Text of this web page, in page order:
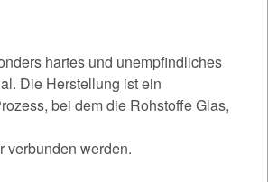
hartes und unempfindliches
Die Herstellung ist ein
bei dem die Rohstoffe Glas,
verbunden werden.